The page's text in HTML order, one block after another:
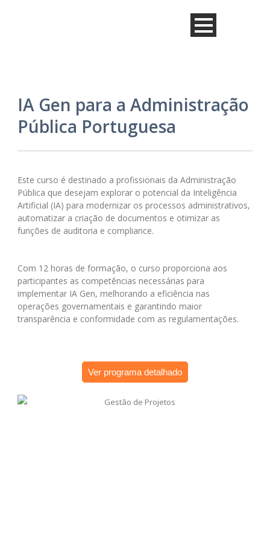
IA Gen para a Administração
Pública Portuguesa
Este curso é destinado a profissionais da Administração
Pública que desejam explorar o potencial da Inteligência
Artificial (IA) para modernizar os processos administrativos,
automatizar a criação de documentos e otimizar as
funções de auditoria e compliance.
Com 12 horas de formação, o curso proporciona aos
participantes as competências necessárias para
implementar IA Gen, melhorando a eficiência nas
operações governamentais e garantindo maior
transparência e conformidade com as regulamentações.
Ver programa detalhado